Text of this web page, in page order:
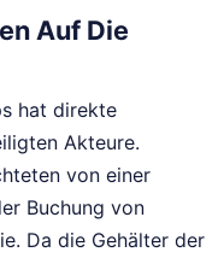
Auf Die
hat direkte
Akteure.
von einer
Buchung von
Da die Gehälter der